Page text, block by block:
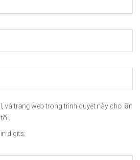
và trang web trong trình duyệt này cho lần
digits: